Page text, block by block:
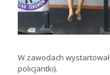
W zawodach
policjantki).